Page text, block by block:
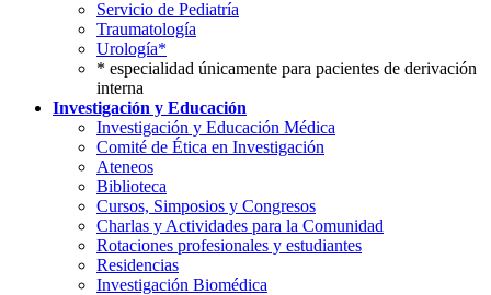
Servicio de Pediatría
Traumatología
Urología*
* especialidad únicamente para pacientes de derivación
interna
Investigación y Educación
Investigación y Educación Médica
Comité de Ética en Investigación
Ateneos
Biblioteca
Cursos, Simposios y Congresos
Charlas y Actividades para la Comunidad
Rotaciones profesionales y estudiantes
Residencias
Investigación Biomédica